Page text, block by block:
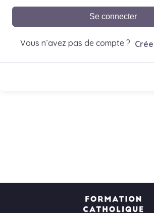
Se connecter
Vous n’avez pas de compte ?